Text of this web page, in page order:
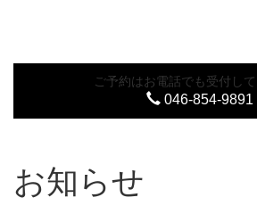
ご予約はお電話でも受付し
046-854-9891
お知らせ